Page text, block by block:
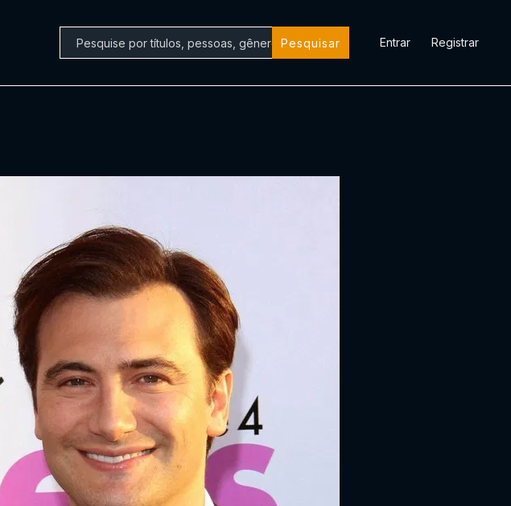
Pesquisar Entrar Registrar